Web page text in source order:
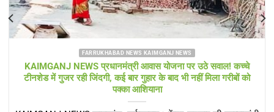
आवास योजना पर उठे सवाल! कच्चे
गुहार के बाद भी नहीं मिला गरीबों को
KAIMGANJ NEWS गंगा की
एसडीएम, बाढ़ में घिरे गांवों का